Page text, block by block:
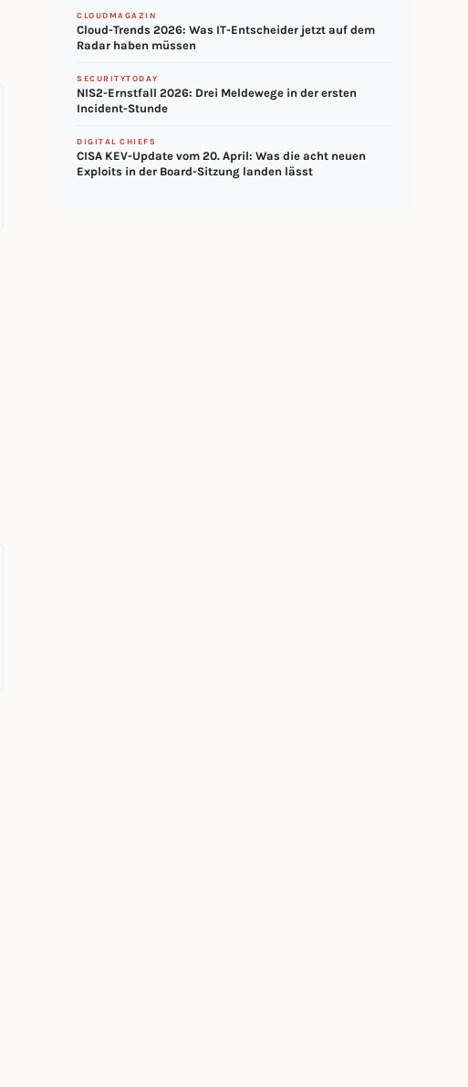
CLOUDMAGAZIN
Cloud-Trends 2026: Was IT-Entscheider jetzt auf dem
Radar haben müssen
SECURITYTODAY
NIS2-Ernstfall 2026: Drei Meldewege in der ersten
Incident-Stunde
DIGITAL CHIEFS
CISA KEV-Update vom 20. April: Was die acht neuen
Exploits in der Board-Sitzung landen lässt